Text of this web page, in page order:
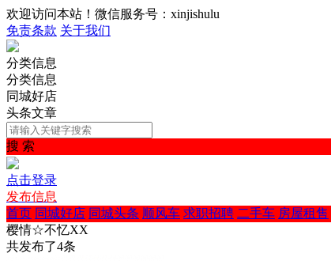
欢迎访问本站！微信服务号：xinjishulu
免责条款 关于我们
分类信息
分类信息
同城好店
头条文章
搜 索
点击登录
发布信息
首页 同城好店 同城头条 顺风车 求职招聘 二手车 房屋租售
樱情☆不忆XX
共发布了4条